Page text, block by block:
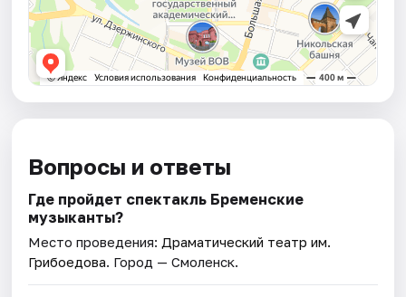
Вопросы и ответы
Где пройдет спектакль Бременские
музыканты?
Место проведения: Драматический театр им.
Грибоедова. Город — Смоленск.